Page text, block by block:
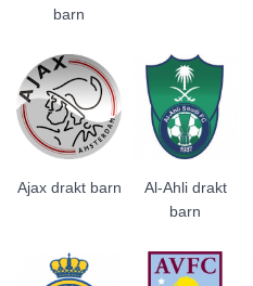
barn
Ajax drakt barn
Al-Ahli drakt
barn